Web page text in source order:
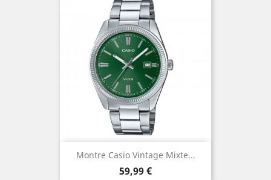
Montre Casio Vintage Mixte...
Prix
59,99 €